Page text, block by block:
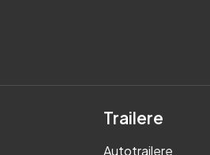
Trailere
Autotrailere